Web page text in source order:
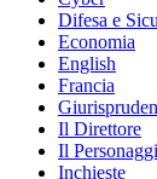
Difesa e
Economia
English
Francia
Il Direttore
Il
Inchieste